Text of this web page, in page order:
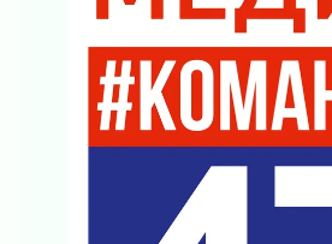
Клюква наливается, но в
просится
03 августа 2026
Строительные компании
подняли зарплаты почти на
03 августа 2026
Шесть новых жизней в честь
Ленинградской области